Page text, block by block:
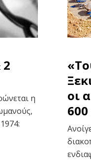
η
οι